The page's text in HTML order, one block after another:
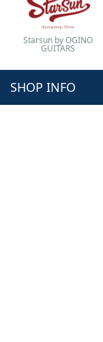
Starsun by OGINO
GUITARS
SHOP INFO